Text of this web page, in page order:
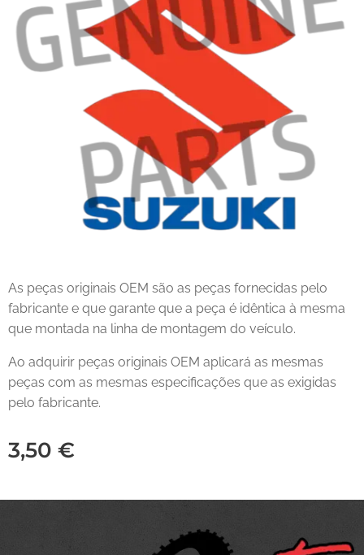
As peças originais OEM são as peças fornecidas pelo
fabricante e que garante que a peça é idêntica à mesma
que montada na linha de montagem do veículo.
Ao adquirir peças originais OEM aplicará as mesmas
peças com as mesmas especificações que as exigidas
pelo fabricante.
3,50 €